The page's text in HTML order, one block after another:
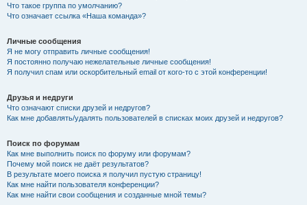
Что такое группа по умолчанию?
Что означает ссылка «Наша команда»?
Личные сообщения
Я не могу отправить личные сообщения!
Я постоянно получаю нежелательные личные сообщения!
Я получил спам или оскорбительный email от кого-то с этой конференции!
Друзья и недруги
Что означают списки друзей и недругов?
Как мне добавлять/удалять пользователей в списках моих друзей и недругов?
Поиск по форумам
Как мне выполнить поиск по форуму или форумам?
Почему мой поиск не даёт результатов?
В результате моего поиска я получил пустую страницу!
Как мне найти пользователя конференции?
Как мне найти свои сообщения и созданные мной темы?